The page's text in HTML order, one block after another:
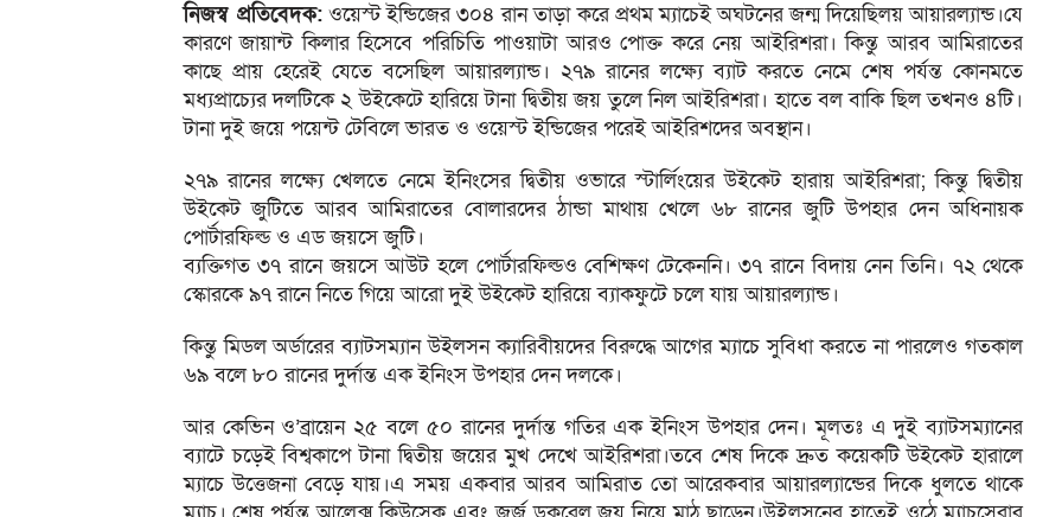
নিজস্ব প্রতিবেদক:ওয়েস্ট ইন্ডিজের ৩০৪ রান তাড়া করে প্রথম ম্যাচেই অঘটনের জন্ম দিয়েছিলয় আয়ারল্যান্ড।যে
কারণে জায়ান্ট কিলার হিসেবে পরিচিতি পাওয়াটা আরও পোক্ত করে নেয় আইরিশরা। কিন্তু আরব আমিরাতের
কাছে প্রায় হেরেই যেতে বসেছিল আয়ারল্যান্ড। ২৭৯ রানের লক্ষ্যে ব্যাট করতে নেমে শেষ পর্যন্ত কোনমতে
মধ্যপ্রাচ্যের দলটিকে ২ উইকেটে হারিয়ে টানা দ্বিতীয় জয় তুলে নিল আইরিশরা। হাতে বল বাকি ছিল তখনও ৪টি।
টানা দুই জয়ে পয়েন্ট টেবিলে ভারত ও ওয়েস্ট ইন্ডিজের পরেই আইরিশদের অবস্থান।
২৭৯ রানের লক্ষ্যে খেলতে নেমে ইনিংসের দ্বিতীয় ওভারে স্টার্লিংয়ের উইকেট হারায় আইরিশরা; কিন্তু দ্বিতীয়
উইকেট জুটিতে আরব আমিরাতের বোলারদের ঠান্ডা মাথায় খেলে ৬৮ রানের জুটি উপহার দেন অধিনায়ক
পোর্টারফিল্ড ও এড জয়সে জুটি।
ব্যক্তিগত ৩৭ রানে জয়সে আউট হলে পোর্টারফিল্ডও বেশিক্ষণ টেকেননি। ৩৭ রানে বিদায় নেন তিনি। ৭২ থেকে
স্কোরকে ৯৭ রানে নিতে গিয়ে আরো দুই উইকেট হারিয়ে ব্যাকফুটে চলে যায় আয়ারল্যান্ড।
কিন্তু মিডল অর্ডারের ব্যাটসম্যান উইলসন ক্যারিবীয়দের বিরুদ্ধে আগের ম্যাচে সুবিধা করতে না পারলেও গতকাল
৬৯ বলে ৮০ রানের দুর্দান্ত এক ইনিংস উপহার দেন দলকে।
আর কেভিন ও’ব্রায়েন ২৫ বলে ৫০ রানের দুর্দান্ত গতির এক ইনিংস উপহার দেন। মূলতঃ এ দুই ব্যাটসম্যানের
ব্যাটে চড়েই বিশ্বকাপে টানা দ্বিতীয় জয়ের মুখ দেখে আইরিশরা।তবে শেষ দিকে দ্রুত কয়েকটি উইকেট হারালে
ম্যাচে উত্তেজনা বেড়ে যায়।এ সময় একবার আরব আমিরাত তো আরেকবার আয়ারল্যান্ডের দিকে ধুলতে থাকে